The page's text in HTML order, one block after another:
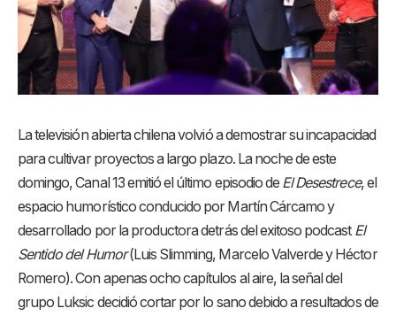
La televisión abierta chilena volvió a demostrar su incapacidad
para cultivar proyectos a largo plazo. La noche de este
domingo, Canal 13 emitió el último episodio de El Desestrece, el
espacio humorístico conducido por Martín Cárcamo y
desarrollado por la productora detrás del exitoso podcast El
Sentido del Humor(Luis Slimming, Marcelo Valverde y Héctor
Romero). Con apenas ocho capítulos al aire, la señal del
grupo Luksic decidió cortar por lo sano debido a resultados de